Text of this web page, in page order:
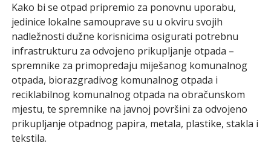
Kako bi se otpad pripremio za ponovnu uporabu,
jedinice lokalne samouprave su u okviru svojih
nadležnosti dužne korisnicima osigurati potrebnu
infrastrukturu za odvojeno prikupljanje otpada –
spremnike za primopredaju miješanog komunalnog
otpada, biorazgradivog komunalnog otpada i
reciklabilnog komunalnog otpada na obračunskom
mjestu, te spremnike na javnoj površini za odvojeno
prikupljanje otpadnog papira, metala, plastike, stakla i
tekstila.